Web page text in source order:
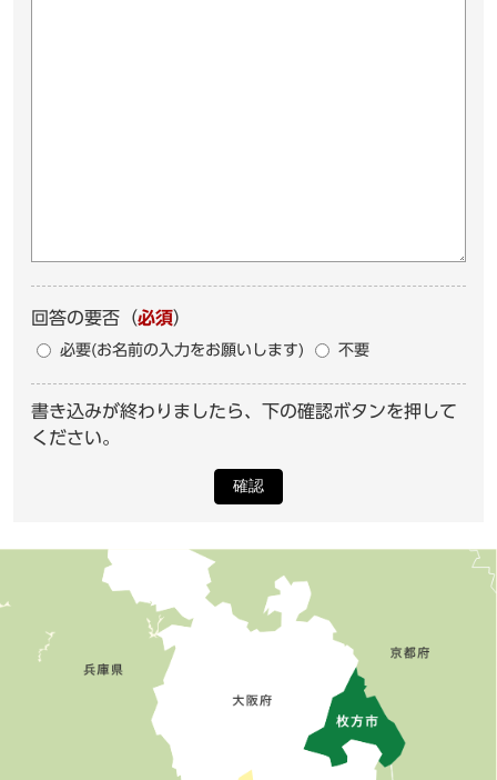
回答の要否 （必須）
必要(お名前の入力をお願いします) 不要
書き込みが終わりましたら、下の確認ボタンを押して
ください。
確認